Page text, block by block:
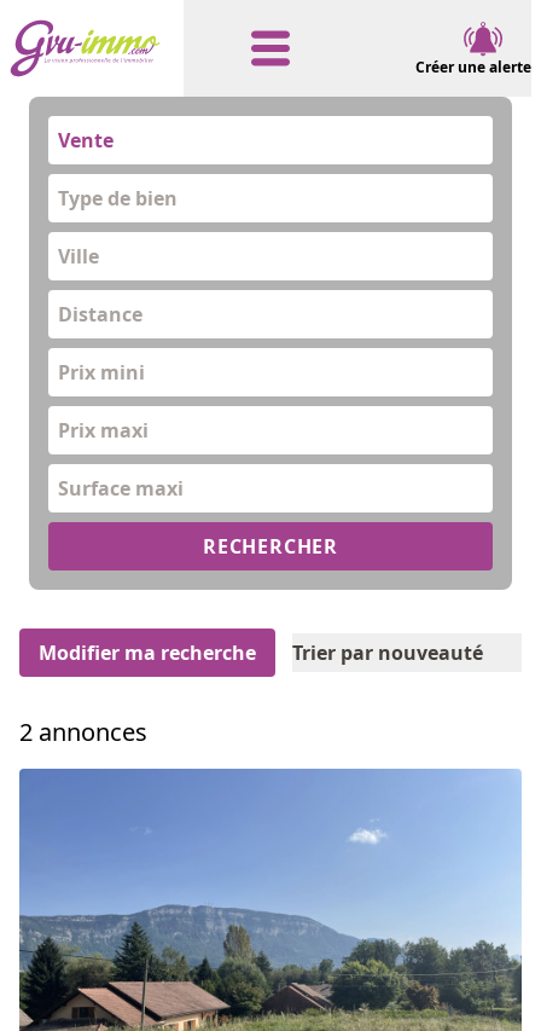
Créer une alerte
Vente
Type de bien
Distance
Prix mini
Prix maxi
Surface maxi
RECHERCHER
Modifier ma recherche Trier par nouveauté
2 annonces